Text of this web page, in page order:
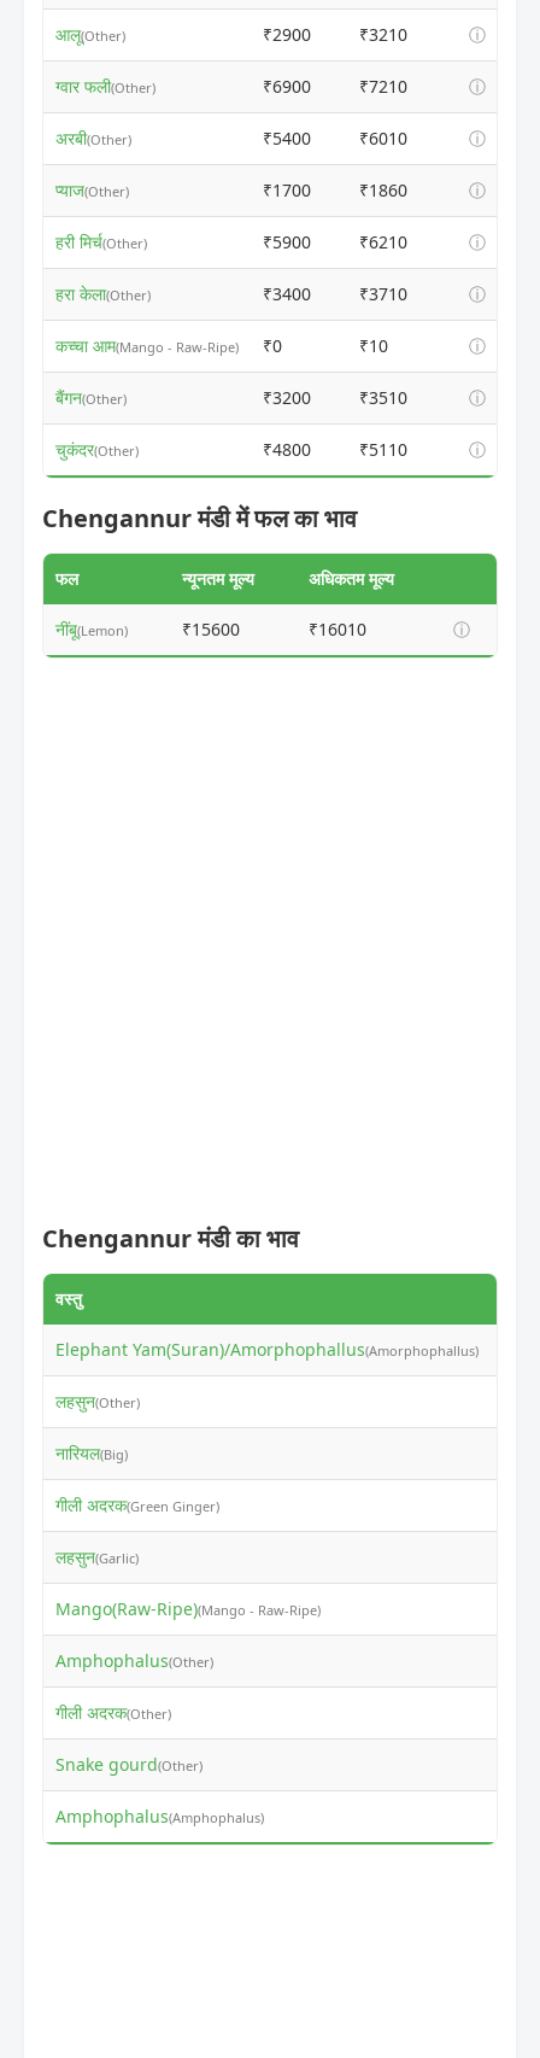
आलू(Other) ₹2900 ₹3210 ⓘ
ग्वार फली(Other) ₹6900 ₹7210 ⓘ
अरबी(Other) ₹5400 ₹6010 ⓘ
प्याज(Other) ₹1700 ₹1860 ⓘ
हरी मिर्च(Other) ₹5900 ₹6210 ⓘ
हरा केला(Other) ₹3400 ₹3710 ⓘ
कच्चा आम(Mango - Raw-Ripe) ₹0 ₹10 ⓘ
बैंगन(Other) ₹3200 ₹3510 ⓘ
चुकंदर(Other) ₹4800 ₹5110 ⓘ
Chengannur मंडी में फल का भाव
फल न्यूनतम मूल्य अधिकतम मूल्य
नींबू(Lemon) ₹15600 ₹16010 ⓘ
Chengannur मंडी का भाव
वस्तु
Elephant Yam(Suran)/Amorphophallus(Amorphophallus)
लहसुन(Other)
नारियल(Big)
गीली अदरक(Green Ginger)
लहसुन(Garlic)
Mango(Raw-Ripe)(Mango - Raw-Ripe)
Amphophalus(Other)
गीली अदरक(Other)
Snake gourd(Other)
Amphophalus(Amphophalus)